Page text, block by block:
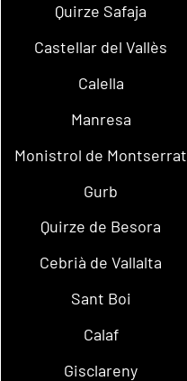
Quirze Safaja
Castellar del Vallès
Calella
Manresa
Monistrol de Montserrat
Gurb
Quirze de Besora
Cebrià de Vallalta
Sant Boi
Calaf
Gisclareny